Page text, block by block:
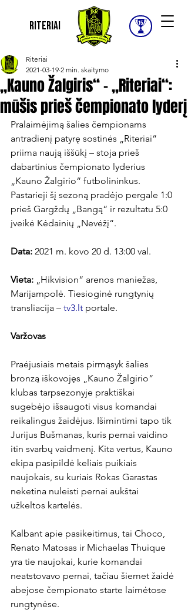
Riteriai
„Kauno Žalgiris“ – „Riteriai“:
mūšis prieš čempionato lyderį
Riteriai
2021-03-19 2 min. skaitymo
Pralaimėjimą šalies čempionams
antradienį patyrę sostinės „Riteriai“
priima naują iššūkį – stoja prieš
dabartinius čempionato lyderius
„Kauno Žalgirio“ futbolininkus.
Pastarieji šį sezoną pradėjo pergale 1:0
prieš Gargždų „Bangą“ ir rezultatu 5:0
įveikė Kėdainių „Nevėžį“.
Data: 2021 m. kovo 20 d. 13:00 val.
Vieta: „Hikvision“ arenos maniežas,
Marijampolė. Tiesioginė rungtynių
transliacija – tv3.lt portale.
Varžovas
Praėjusiais metais pirmąsyk šalies
bronzą iškovojęs „Kauno Žalgirio“
klubas tarpsezonyje praktiškai
sugebėjo išsaugoti visus komandai
reikalingus žaidėjus. Išimintimi tapo tik
Jurijus Bušmanas, kuris pernai vaidino
itin svarbų vaidmenį. Kita vertus, Kauno
ekipa pasipildė keliais puikiais
naujokais, su kuriais Rokas Garastas
neketina nuleisti pernai aukštai
užkeltos kartelės.
Kalbant apie pasikeitimus, tai Choco,
Renato Matosas ir Michaelas Thuique
yra tie naujokai, kurie komandai
neatstovavo pernai, tačiau šiemet žaidė
abejose čempionato starte laimėtose
rungtynėse.